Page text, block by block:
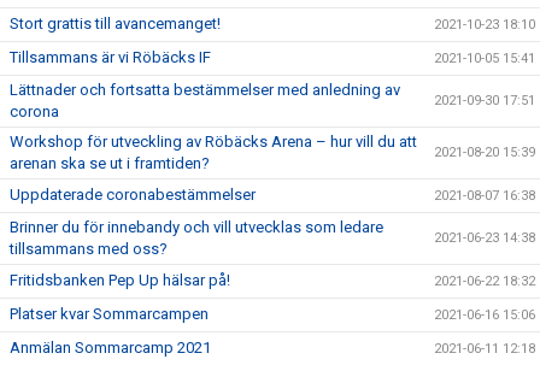
Stort grattis till avancemanget! 2021-10-23 18:10
Tillsammans är vi Röbäcks IF 2021-10-05 15:41
Lättnader och fortsatta bestämmelser med anledning av
corona
2021-09-30 17:51
Workshop för utveckling av Röbäcks Arena – hur vill du att
arenan ska se ut i framtiden?
2021-08-20 15:39
Uppdaterade coronabestämmelser 2021-08-07 16:38
Brinner du för innebandy och vill utvecklas som ledare
tillsammans med oss?
2021-06-23 14:38
Fritidsbanken Pep Up hälsar på! 2021-06-22 18:32
Platser kvar Sommarcampen 2021-06-16 15:06
Anmälan Sommarcamp 2021 2021-06-11 12:18